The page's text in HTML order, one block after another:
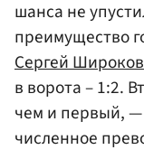
шанса не
преимущество
Сергей Широков
в ворота – 1:2.
чем и первый, —
численное